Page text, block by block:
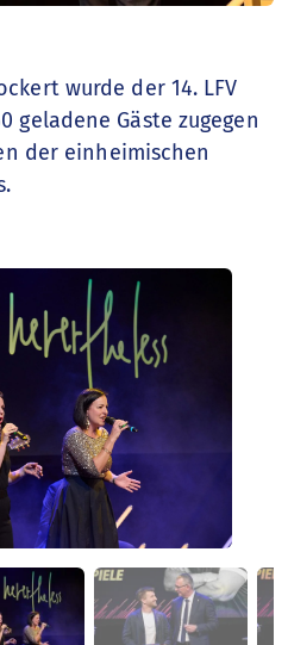
wurde der 14. LFV
geladene Gäste zugegen
der einheimischen